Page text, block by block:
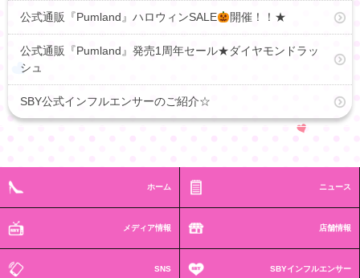
公式通販『Pumland』ハロウィンSALE 開催！！★
公式通販『Pumland』発売1周年セール★ダイヤモンドラッ
シュ
SBY公式インフルエンサーのご紹介☆
ホーム ニュース
メディア情報 店舗情報
SNS SBYインフルエンサー